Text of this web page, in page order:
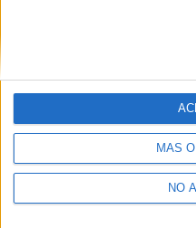
MÁS
NO
Y como regalo de
gratis una copia de nuestro
primer año de universidad